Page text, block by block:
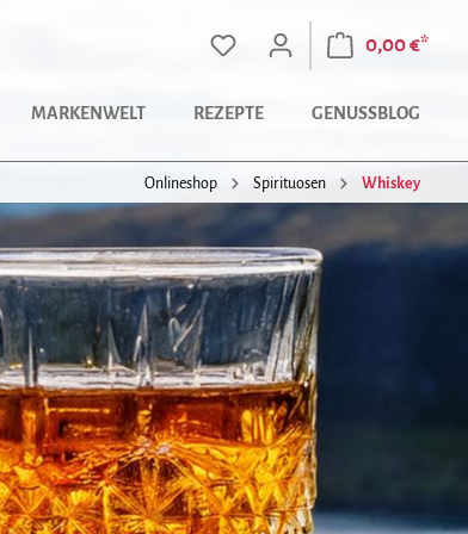
0,00 €*
MARKENWELT REZEPTE GENUSSBLOG
Onlineshop Spirituosen Whiskey